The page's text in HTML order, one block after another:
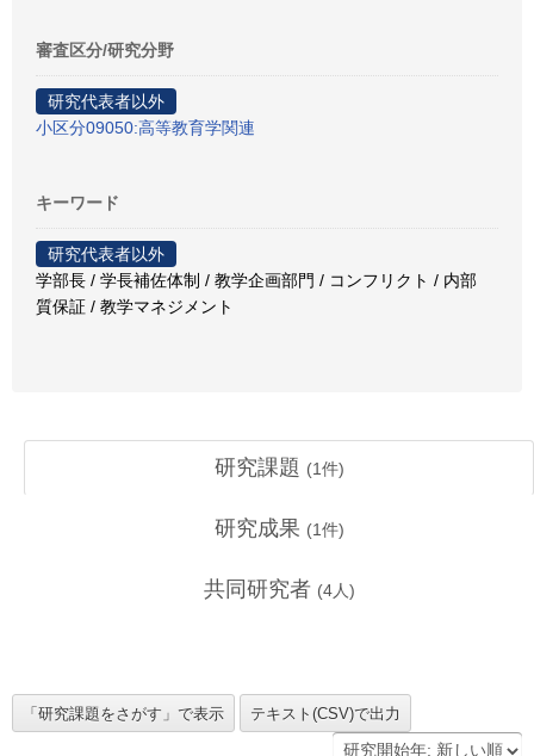
審査区分/研究分野
研究代表者以外
小区分09050:高等教育学関連
キーワード
研究代表者以外
学部長 / 学長補佐体制 / 教学企画部門 / コンフリクト / 内部
質保証 / 教学マネジメント
研究課題 (1件)
研究成果 (1件)
共同研究者 (4人)